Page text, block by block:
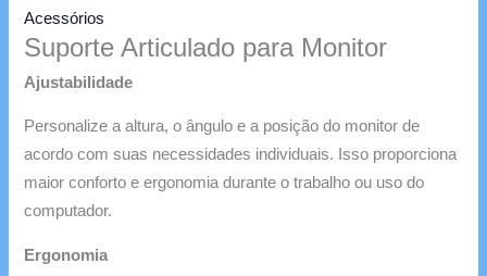
Acessórios
Suporte Articulado para Monitor
Ajustabilidade
Personalize a altura, o ângulo e a posição do monitor de
acordo com suas necessidades individuais. Isso proporciona
maior conforto e ergonomia durante o trabalho ou uso do
computador.
Ergonomia